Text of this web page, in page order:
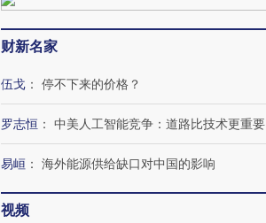
财新名家
伍戈 ： 停不下来的价格？
罗志恒 ： 中美人工智能竞争：道路比技术更重要
易峘 ： 海外能源供给缺口对中国的影响
视频